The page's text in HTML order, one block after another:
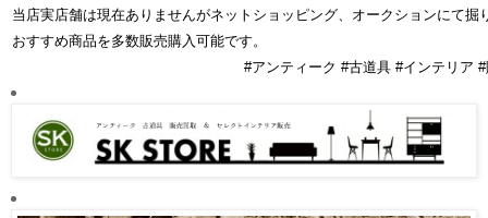
当店実店舗は現在ありませんがネットショッピング、オークションにて掘
おすすめ商品を多数販売購入可能です。
#アンティーク #古道具 #インテリア